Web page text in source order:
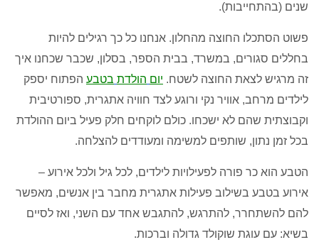
שנים (בהתחייבות).
פשוט הסתכלו החוצה מהחלון. אנחנו כל כך רגילים להיות
בחללים סגורים, במשרד, בבית הספר, בסלון, שכבר שכחנו איך
זה מרגיש לצאת החוצה לשטח. יום הולדת בטבע הפתוח יספק
לילדים מרחב, אוויר נקי ורוגע לצד חוויה אתגרית, ספורטיבית
וקבוצתית שהם לא ישכחו. כולם לוקחים חלק פעיל ביום ההולדת
בכל זמן נתון, שותפים למשימה ומעודדים להצלחה.
הטבע הוא כר פורה לפעילויות לילדים, לכל גיל ולכל אירוע –
אירוע בטבע בשילוב פעילות אתגרית מחבר בין אנשים, מאפשר
להם להשתחרר, להתרגש, להתגבש אחד עם השני, ואז לסיים
בשיא: עם עוגת שוקולד גדולה וברכות.